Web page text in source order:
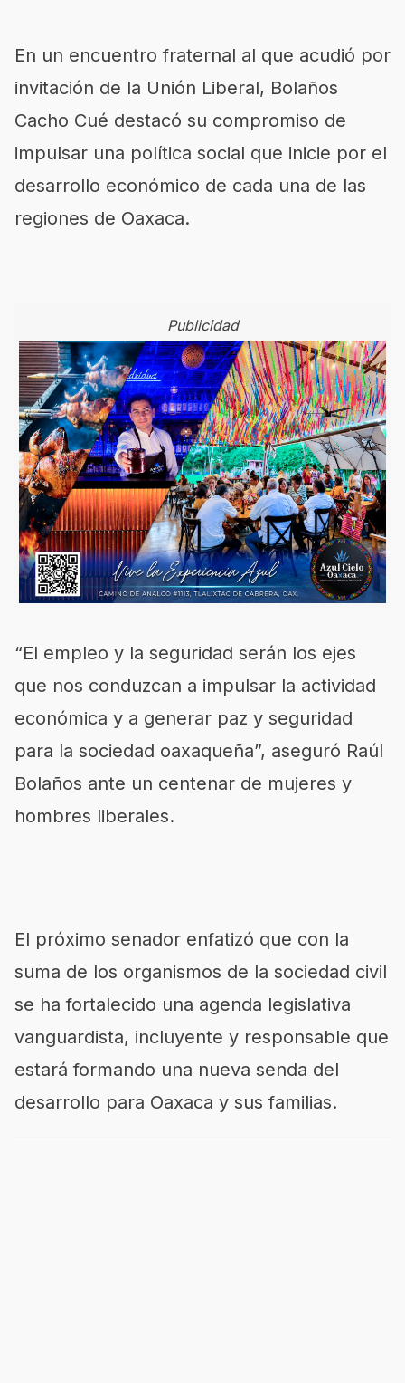
En un encuentro fraternal al que acudió por
invitación de la Unión Liberal, Bolaños
Cacho Cué destacó su compromiso de
impulsar una política social que inicie por el
desarrollo económico de cada una de las
regiones de Oaxaca.
Publicidad
“El empleo y la seguridad serán los ejes
que nos conduzcan a impulsar la actividad
económica y a generar paz y seguridad
para la sociedad oaxaqueña”, aseguró Raúl
Bolaños ante un centenar de mujeres y
hombres liberales.
El próximo senador enfatizó que con la
suma de los organismos de la sociedad civil
se ha fortalecido una agenda legislativa
vanguardista, incluyente y responsable que
estará formando una nueva senda del
desarrollo para Oaxaca y sus familias.